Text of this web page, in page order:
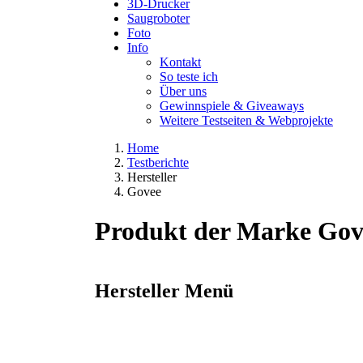
3D-Drucker
Saugroboter
Foto
Info
Kontakt
So teste ich
Über uns
Gewinnspiele & Giveaways
Weitere Testseiten & Webprojekte
Home
Testberichte
Hersteller
Govee
Produkt der Marke
Hersteller Menü